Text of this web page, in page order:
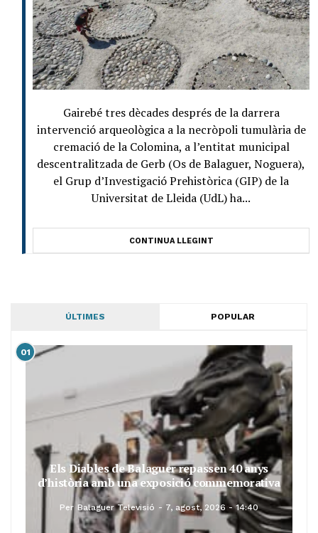
Gairebé tres dècades després de la darrera
intervenció arqueològica a la necròpoli tumulària de
cremació de la Colomina, a l’entitat municipal
descentralitzada de Gerb (Os de Balaguer, Noguera),
el Grup d’Investigació Prehistòrica (GIP) de la
Universitat de Lleida (UdL) ha...
CONTINUA LLEGINT
ÚLTIMES POPULAR
01
Els Diables de Balaguer repassen 40 anys
d’història amb una exposició commemorativa
Per Balaguer Televisió 7, agost, 2026 - 14:40